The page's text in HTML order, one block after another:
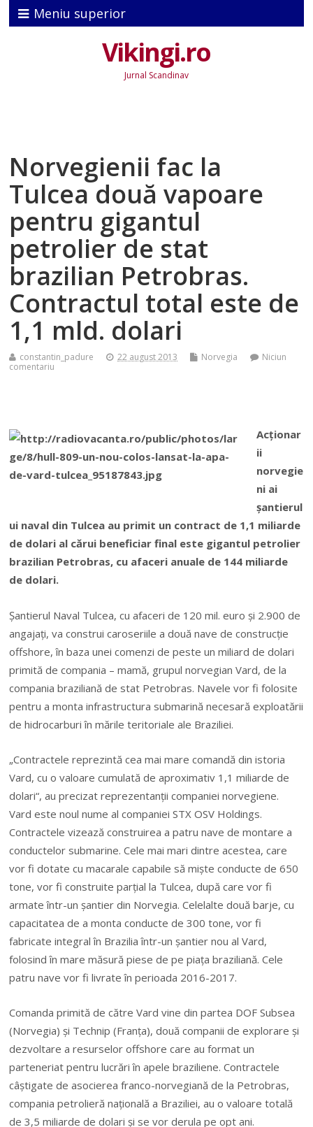
Meniu superior
Vikingi.ro
Jurnal Scandinav
Norvegienii fac la
Tulcea două vapoare
pentru gigantul
petrolier de stat
brazilian Petrobras.
Contractul total este de
1,1 mld. dolari
constantin_padure 22 august 2013 Norvegia
Niciun
comentariu
Acţionar
ii
norvegie
ni ai
şantierul
ui naval din Tulcea au primit un contract de 1,1 miliarde
de dolari al cărui beneficiar final este gigantul petrolier
brazilian Petrobras, cu afaceri anuale de 144 miliarde
de dolari.
Şantierul Naval Tulcea, cu afaceri de 120 mil. euro şi 2.900 de
angajaţi, va construi caroseriile a două nave de construcţie
offshore, în baza unei comenzi de peste un miliard de dolari
primită de compania – mamă, grupul norvegian Vard, de la
compania braziliană de stat Petrobras. Navele vor fi folosite
pentru a monta infrastructura submarină necesară exploatării
de hidrocarburi în mările teritoriale ale Braziliei.
„Contractele reprezintă cea mai mare comandă din istoria
Vard, cu o valoare cumulată de aproximativ 1,1 miliarde de
dolari“, au precizat reprezentanţii companiei norvegiene.
Vard este noul nume al companiei STX OSV Holdings.
Contrac­tele vizează construirea a patru nave de montare a
conductelor submarine. Cele mai mari dintre acestea, care
vor fi dotate cu macarale capabile să mişte conducte de 650
tone, vor fi construite parţial la Tulcea, după care vor fi
armate într-un şantier din Norvegia. Celelalte două barje, cu
ca­pa­citatea de a monta conducte de 300 tone, vor fi
fabricate integral în Brazilia într-un şantier nou al Vard,
folosind în mare măsură piese de pe piaţa braziliană. Cele
patru nave vor fi livrate în perioada 2016-2017.
Comanda primită de către Vard vine din partea DOF Subsea
(Norvegia) şi Technip (Franţa), două companii de explorare şi
dezvoltare a resurselor offshore care au format un
parteneriat pentru lucrări în apele braziliene. Contractele
câştigate de asocierea franco-norvegiană de la Petrobras,
compania petrolieră naţională a Braziliei, au o valoare totală
de 3,5 miliarde de dolari şi se vor derula pe opt ani.